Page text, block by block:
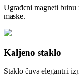
Ugrađeni magneti brinu
maske.
Kaljeno staklo
Staklo čuva elegantni